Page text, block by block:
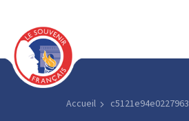
Accueil c5121e94e0227963